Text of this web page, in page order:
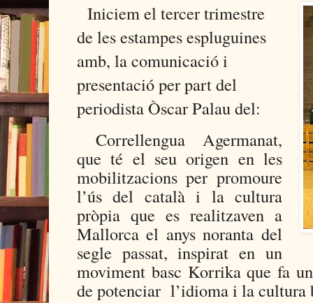
Iniciem el tercer trimestre
de les estampes espluguines
amb, la comunicació i
presentació per part del
periodista Òscar Palau del:
Correllengua Agermanat,
que té el seu origen en les
mobilitzacions per promoure
l’ús del català i la cultura
pròpia que es realitzaven a
Mallorca el anys noranta del
segle passat, inspirat en un
moviment basc Korrika que fa
de potenciar l’idioma i la cultura